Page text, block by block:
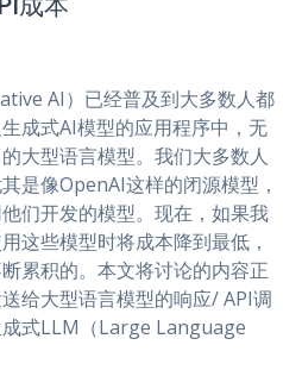
g s
r
AI）已经普及到大多数人都
成式AI模型的应用程序中，无
大型语言模型。我们大多数人
是像OpenAI这样的闭源模型，
们开发的模型。现在，如果我
这些模型时将成本降到最低，
累积的。本文将讨论的内容正
给大型语言模型的响应/ API调
式LLM（Large Language